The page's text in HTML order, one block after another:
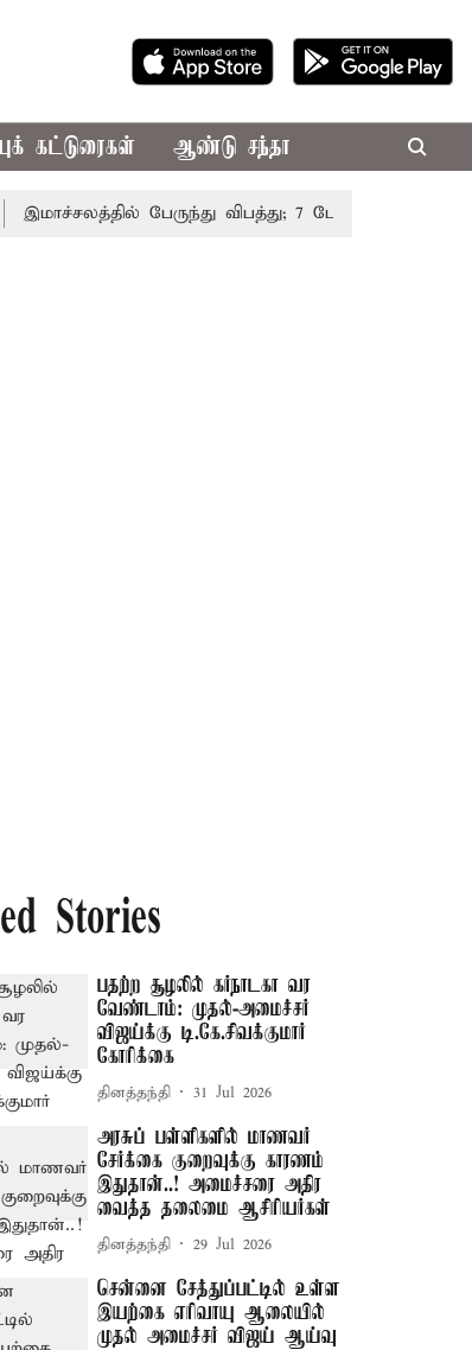
கட்டுரைகள் ஆண்டு சந்தா
பேருந்து விபத்து; 7 பேர் பலி - பிரதமர்
Stories
பதற்ற சூழலில் கர்நாடகா வர
வேண்டாம்: முதல்-அமைச்சர்
விஜய்க்கு டி.கே.சிவக்குமார்
கோரிக்கை
தினத்தந்தி 31 Jul 2026
அரசுப் பள்ளிகளில் மாணவர்
சேர்க்கை குறைவுக்கு காரணம்
இதுதான்..! அமைச்சரை அதிர
வைத்த தலைமை ஆசிரியர்கள்
தினத்தந்தி 29 Jul 2026
சென்னை சேத்துப்பட்டில் உள்ள
இயற்கை எரிவாயு ஆலையில்
முதல் அமைச்சர் விஜய் ஆய்வு